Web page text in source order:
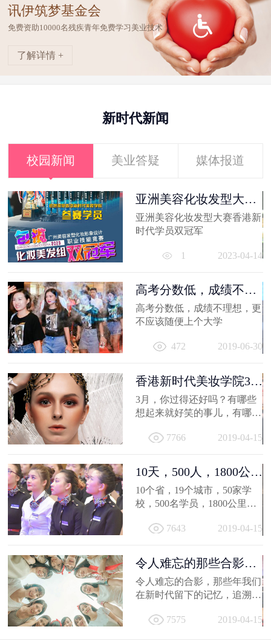
讯伊筑梦基金会
免费资助10000名残疾青年免费学习美业技术
了解详情 +
新时代新闻
校园新闻 美业答疑 媒体报道
亚洲美容化妆发型大赛
香港新时代...
亚洲美容化妆发型大赛香港新
时代学员双冠军
1 2023-04-14
高考分数低，成绩不理
想，更不应...
高考分数低，成绩不理想，更
不应该随便上个大学
472 2019-06-30
香港新时代美妆学院3月
作品选，...
3月，你过得还好吗？有哪些
想起来就好笑的事儿，有哪值
住...
7766 2019-04-15
10天，500人，1800公
里；不负韶...
10个省，19个城市，50家学
校，500名学员，1800公里，
地方... 7643 2019-04-15
令人难忘的那些合影，
新时代学员...
令人难忘的合影，那些年我们
在新时代留下的记忆，追溯时
7575
2019-04-15